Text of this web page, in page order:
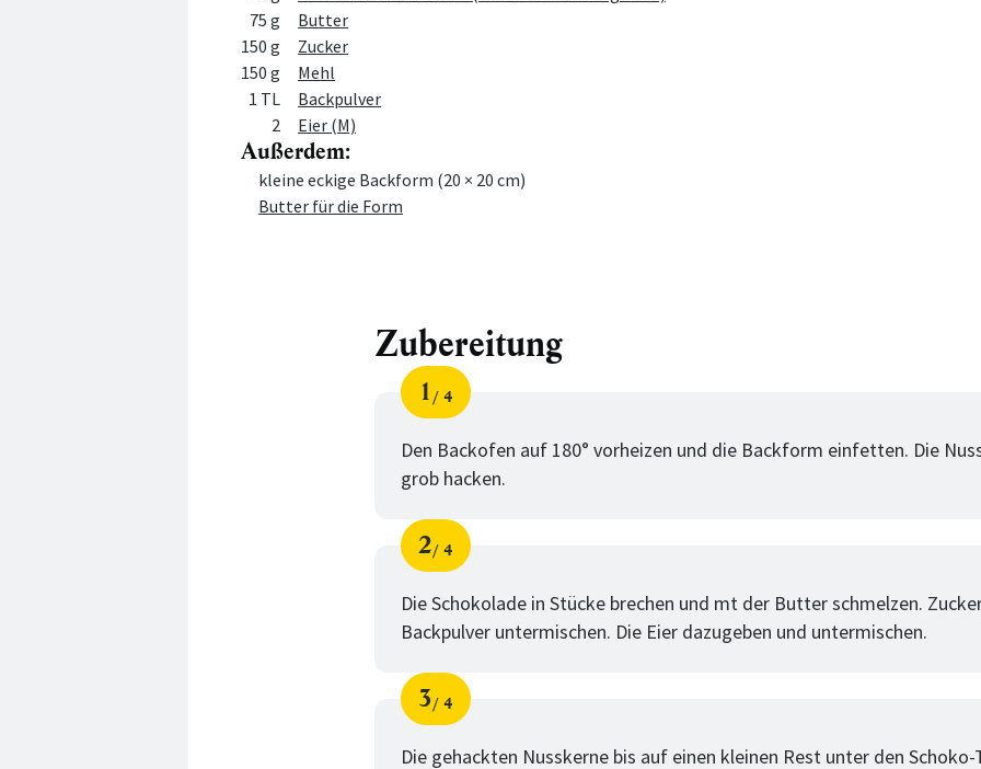
75 g
Butter
150 g
Zucker
150 g
Mehl
1 TL
Backpulver
2
Eier (M)
Außerdem:
MengeZutat
kleine eckige Backform (20 × 20 cm)
Butter für die Form
Zubereitung
Schritt
1
von
4
Den Backofen auf 180° vorheizen und die Backform einfetten. Die
grob hacken.
Schritt
2
von
4
Die Schokolade in Stücke brechen und mt der Butter schmelzen.
Backpulver untermischen. Die Eier dazugeben und untermischen.
Schritt
3
von
4
Die gehackten Nusskerne bis auf einen kleinen Rest unter den Schoko-